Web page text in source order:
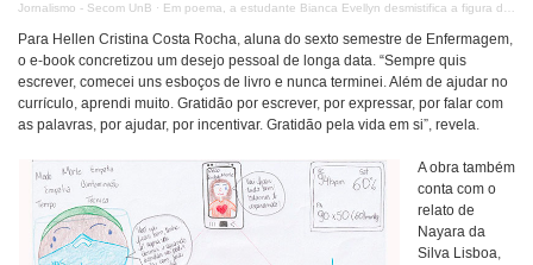
Jornalismo - Secom UnB · Em poema, a estudante Bianca Evellyn desmistifica a figura do enfermeiro-herói
Para Hellen Cristina Costa Rocha, aluna do sexto semestre de Enfermagem,
o e-book concretizou um desejo pessoal de longa data. “Sempre quis
escrever, comecei uns esboços de livro e nunca terminei. Além de ajudar no
currículo, aprendi muito. Gratidão por escrever, por expressar, por falar com
as palavras, por ajudar, por incentivar. Gratidão pela vida em si”, revela.
A obra também
conta com o
relato de
Nayara da
Silva Lisboa,